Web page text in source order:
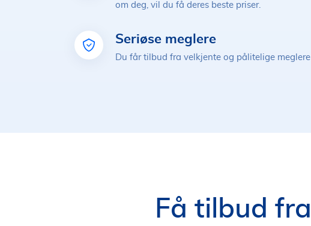
om deg, vil du få deres beste priser.
Seriøse meglere
Du får tilbud fra velkjente og pålitelige meglere
Få tilbud